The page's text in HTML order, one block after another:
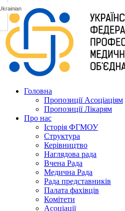
Головна
Пропозиції Асоціаціям
Пропозиції Лікарям
Про нас
Історія ФГМОУ
Структура
Керівництво
Наглядова рада
Вчена Рада
Медична Рада
Рада представників
Палата фахівців
Комітети
Асоціації